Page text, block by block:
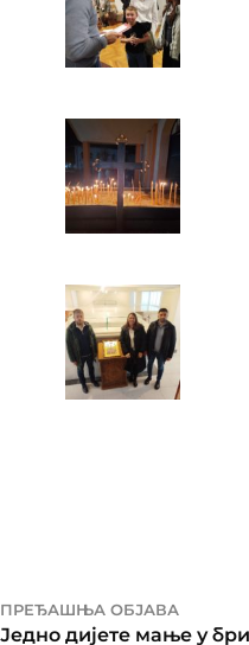
ПРЕЂАШЊА ОБЈАВА